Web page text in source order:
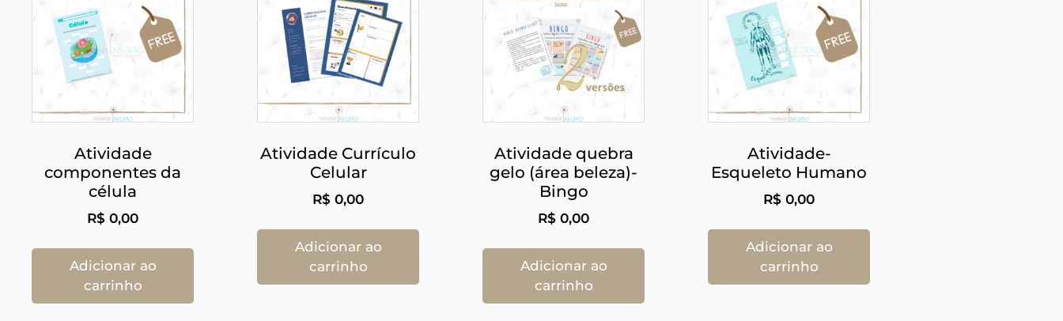
Atividade
componentes da
célula
R$ 0,00
Adicionar ao
carrinho
Atividade Currículo
Celular
R$ 0,00
Adicionar ao
carrinho
Atividade quebra
gelo (área beleza)-
Bingo
R$ 0,00
Adicionar ao
carrinho
Atividade-
Esqueleto Humano
R$ 0,00
Adicionar ao
carrinho